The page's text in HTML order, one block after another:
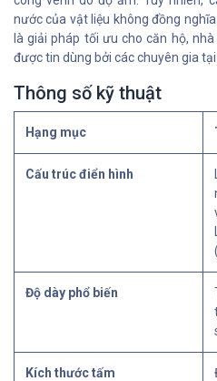
nước của vật liệu không đồng
là giải pháp tối ưu cho căn hộ,
được tin dùng bởi các chuyên gia tại
Thông số kỹ thuật
Hạng mục
Cấu trúc điển hình
Độ dày phổ biến
Kích thước tấm